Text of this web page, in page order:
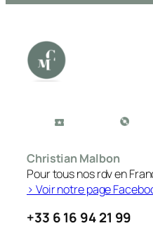
Christian Malbon
Pour tous nos rdv en
> Voir notre page
+33 6 16 94 21 99